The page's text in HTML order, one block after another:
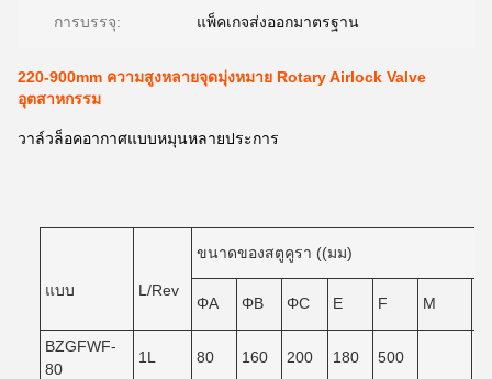
การบรรจุ: แพ็คเกจส่งออกมาตรฐาน
220-900mm ความสูงหลายจุดมุ่งหมาย Rotary Airlock Valve
อุตสาหกรรม
วาล์วล็อคอากาศแบบหมุนหลายประการ
แบบ L/Rev
ขนาดของสตูคูรา ((มม)
ΦA ΦB ΦC E F M
BZGFWF-
80
1L 80 160 200 180 500